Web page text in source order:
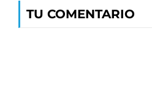
TU COMENTARIO